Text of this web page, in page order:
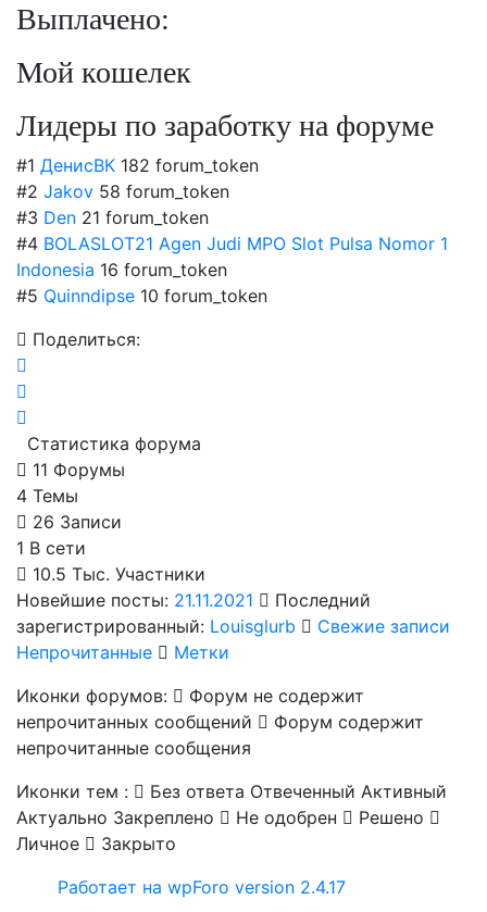
Выплачено:
Мой кошелек
Лидеры по заработку на форуме
#1 ДенисВК 182 forum_token
#2 Jakov 58 forum_token
#3 Den 21 forum_token
#4 BOLASLOT21 Agen Judi MPO Slot Pulsa Nomor 1
Indonesia 16 forum_token
#5 Quinndipse 10 forum_token
Поделиться:
Статистика форума
11 Форумы
4 Темы
26 Записи
1 В сети
10.5 Тыс. Участники
Новейшие посты: 21.11.2021
Последний
зарегистрированный: Louisglurb
Свежие записи
Непрочитанные
Метки
Иконки форумов:
Форум не содержит
непрочитанных сообщений
Форум содержит
непрочитанные сообщения
Иконки тем :
Без ответа Отвеченный Активный
Актуально Закреплено Не одобрен
Решено
Личное
Закрыто
Работает на wpForo version 2.4.17